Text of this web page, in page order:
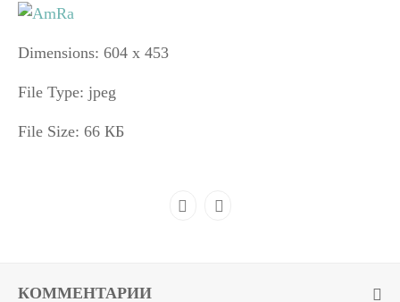
Dimensions: 604 x 453
File Type: jpeg
File Size: 66 КБ
КОММЕНТАРИИ